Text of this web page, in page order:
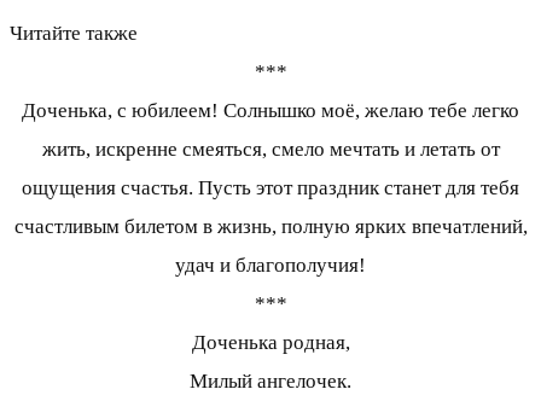
Читайте также
***
Доченька, с юбилеем! Солнышко моё, желаю тебе легко
жить, искренне смеяться, смело мечтать и летать от
ощущения счастья. Пусть этот праздник станет для тебя
счастливым билетом в жизнь, полную ярких впечатлений,
удач и благополучия!
***
Доченька родная,
Милый ангелочек.